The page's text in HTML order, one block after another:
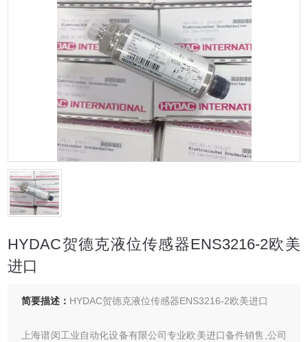
HYDAC贺德克液位传感器ENS3216-2欧美
进口
简要描述： HYDAC贺德克液位传感器ENS3216-2欧美进口
上海谱闵工业自动化设备有限公司专业欧美进口备件销售,公司